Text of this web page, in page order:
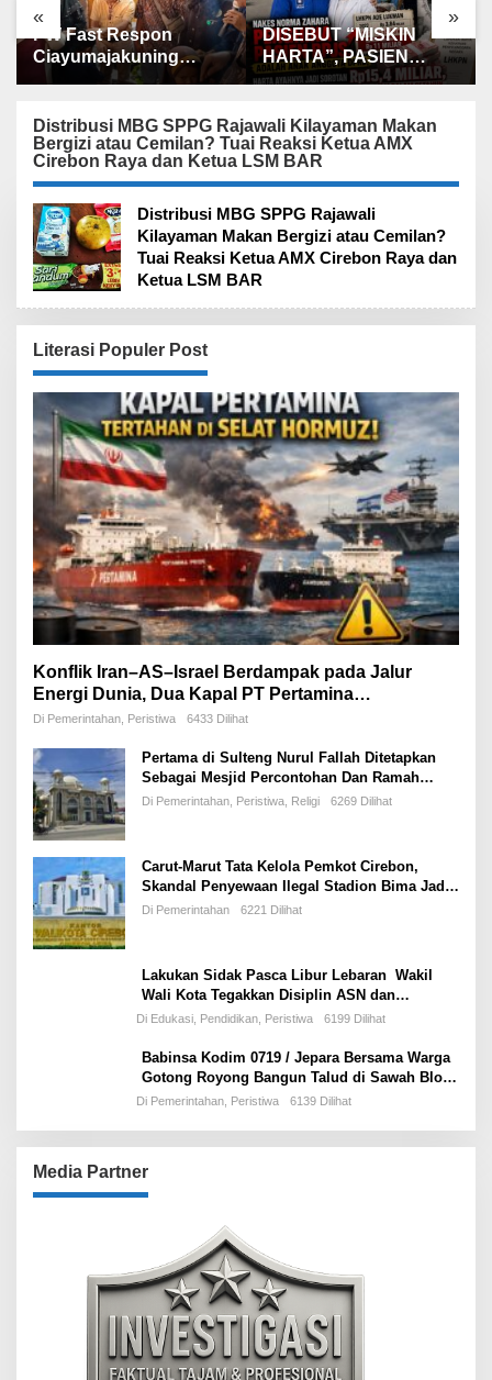
« »
PW Fast Respon
Ciayumajakuning
Hadiri HUT ke-35
Karomah TIC,
Dimeriahkan dengan
Shalawat, Santunan
dan Seni Budaya
DISEBUT “MISKIN
HARTA”, PASIEN
BPJS MALAH JADI
HARTA AYAH NAKES
NORMA ZAHARA
TEMBUS Rp15,4
MILIAR, NAIK TAJAM
DALAM HITUNGAN
TAHUN
Distribusi MBG SPPG Rajawali Kilayaman Makan
Bergizi atau Cemilan? Tuai Reaksi Ketua AMX
Cirebon Raya dan Ketua LSM BAR
Distribusi MBG SPPG Rajawali
Kilayaman Makan Bergizi atau Cemilan?
Tuai Reaksi Ketua AMX Cirebon Raya dan
Ketua LSM BAR
Literasi Populer Post
Konflik Iran–AS–Israel Berdampak pada Jalur
Energi Dunia, Dua Kapal PT Pertamina
International Shipping Tertahan di Selat Hormuz
Di Pemerintahan, Peristiwa 6433 Dilihat
Pertama di Sulteng Nurul Fallah Ditetapkan
Sebagai Mesjid Percontohan Dan Ramah
Musafir.
Di Pemerintahan, Peristiwa, Religi 6269 Dilihat
Carut-Marut Tata Kelola Pemkot Cirebon,
Skandal Penyewaan Ilegal Stadion Bima Jadi
Ujian Perdana Wali Kota Effendi Edo
Di Pemerintahan 6221 Dilihat
Lakukan Sidak Pasca Libur Lebaran Wakil
Wali Kota Tegakkan Disiplin ASN dan
Pelayanan Publik
Di Edukasi, Pendidikan, Peristiwa 6199 Dilihat
Babinsa Kodim 0719 / Jepara Bersama Warga
Gotong Royong Bangun Talud di Sawah Blok
Benad, Desa Sidigede
Di Pemerintahan, Peristiwa 6139 Dilihat
Media Partner